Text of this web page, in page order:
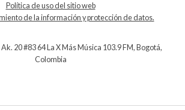
Política de uso del sitio web
de la información y protección de datos.
20 #83 64 La X Más Música 103.9 FM, Bogotá,
Colombia